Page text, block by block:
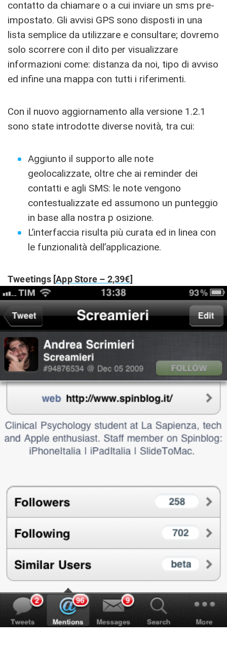
contatto da chiamare o a cui inviare un sms pre-
impostato. Gli avvisi GPS sono disposti in una
lista semplice da utilizzare e consultare; dovremo
solo scorrere con il dito per visualizzare
informazioni come: distanza da noi, tipo di avviso
ed infine una mappa con tutti i riferimenti.
Con il nuovo aggiornamento alla versione 1.2.1
sono state introdotte diverse novità, tra cui:
Aggiunto il supporto alle note
geolocalizzate, oltre che ai reminder dei
contatti e agli SMS: le note vengono
contestualizzate ed assumono un punteggio
in base alla nostra p osizione.
L’interfaccia risulta più curata ed in linea con
le funzionalità dell’applicazione.
Tweetings [App Store – 2,39€]